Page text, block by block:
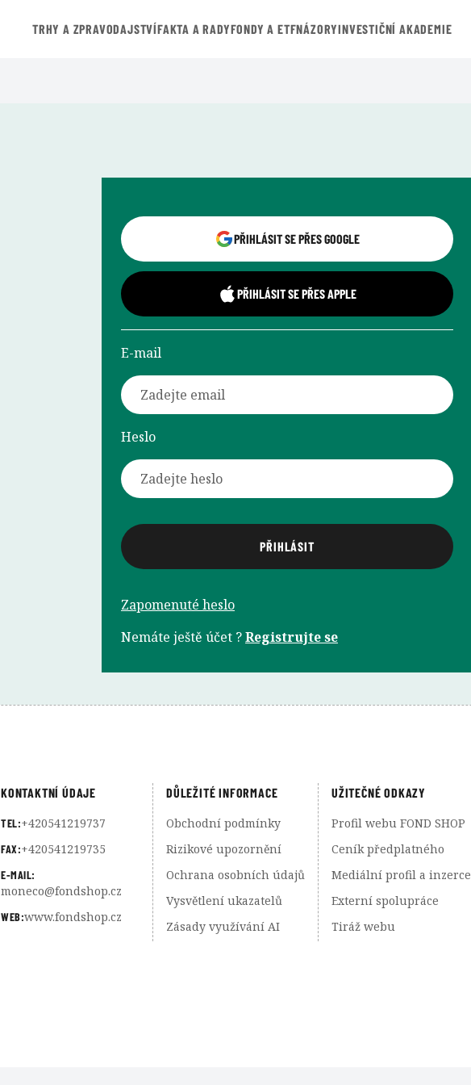
TRHY A ZPRAVODAJSTVÍFAKTA A RADYFONDY A ETFNÁZORYINVESTIČNÍ AKADEMIE
PŘIHLÁSIT SE PŘES GOOGLE
PŘIHLÁSIT SE PŘES APPLE
E-mail
Heslo
Zapomenuté heslo
Nemáte ještě účet ?Registrujte se
KONTAKTNÍ ÚDAJE
TEL:+420541219737
FAX:+420541219735
E-MAIL:
moneco@fondshop.cz
WEB:www.fondshop.cz
DŮLEŽITÉ INFORMACE
Obchodní podmínky
Rizikové upozornění
Ochrana osobních údajů
Vysvětlení ukazatelů
Zásady využívání AI
UŽITEČNÉ ODKAZY
Profil webu FOND SHOP
Ceník předplatného
Mediální profil a inzerce
Externí spolupráce
Tiráž webu